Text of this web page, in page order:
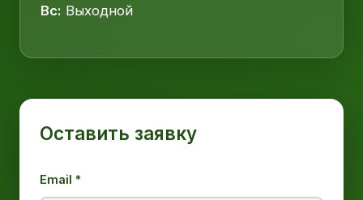
Вс: Выходной
Оставить заявку
Email *